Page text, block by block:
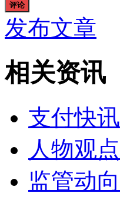
评论
发布文章
相关资讯
支付快讯
人物观点
监管动向